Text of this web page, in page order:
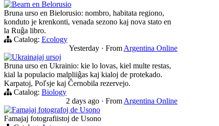
Bearn en Belorusio
Bruna urso en Bielorusio: nombro, habitata regiono,
konduto je krenkonti, venada sezono kaj nova stato en
la Ruĝa libro.
Catalog: Ecology
Yesterday · From Argentina Online
Ukrainajaj ursoj
Bruna urso en Ukrainio: kie lo lovas, kiel multe restas,
kial la populacio malpliiĝas kaj kialoj de protekado.
Karpatoj, Poľsje kaj Ĉernobila rezervejo.
Catalog: Biology
2 days ago · From Argentina Online
Famajaj fotografoj de Usono
Famajaj fotografiistoj de Usono